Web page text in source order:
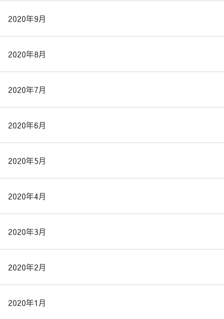
2020年9月
2020年8月
2020年7月
2020年6月
2020年5月
2020年4月
2020年3月
2020年2月
2020年1月